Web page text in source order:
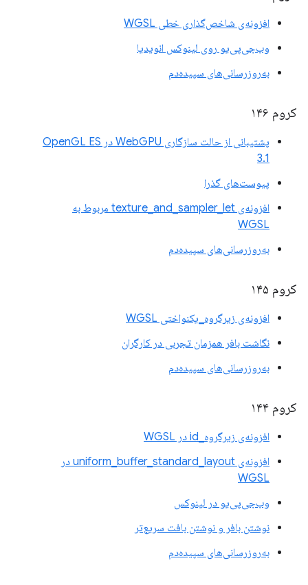
افزونه‌ی شاخص‌گذاری خطی WGSL
وب‌جی‌پی‌یو روی لینوکس انویدیا
به‌روزرسانی‌های سپیده‌دم
کروم ۱۴۶
پشتیبانی از حالت سازگاری WebGPU در OpenGL ES
3.1
پیوست‌های گذرا
افزونه‌ی texture_and_sampler_let مربوط به
WGSL
به‌روزرسانی‌های سپیده‌دم
کروم ۱۴۵
افزونه‌ی زیرگروه_یکنواختی WGSL
نگاشت بافر همزمان تجربی در کارگران
به‌روزرسانی‌های سپیده‌دم
کروم ۱۴۴
افزونه‌ی زیرگروه_id در WGSL
افزونه‌ی uniform_buffer_standard_layout در
WGSL
وب‌جی‌پی‌یو در لینوکس
نوشتن بافر و نوشتن بافت سریع‌تر
به‌روزرسانی‌های سپیده‌دم